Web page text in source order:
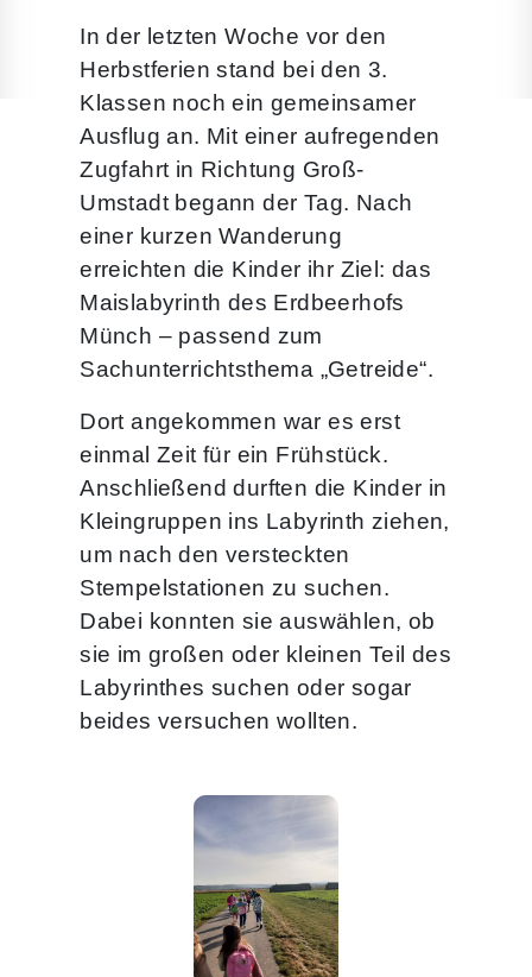
In der letzten Woche vor den
Herbstferien stand bei den 3.
Klassen noch ein gemeinsamer
Ausflug an. Mit einer aufregenden
Zugfahrt in Richtung Groß-
Umstadt begann der Tag. Nach
einer kurzen Wanderung
erreichten die Kinder ihr Ziel: das
Maislabyrinth des Erdbeerhofs
Münch – passend zum
Sachunterrichtsthema „Getreide“.
Dort angekommen war es erst
einmal Zeit für ein Frühstück.
Anschließend durften die Kinder in
Kleingruppen ins Labyrinth ziehen,
um nach den versteckten
Stempelstationen zu suchen.
Dabei konnten sie auswählen, ob
sie im großen oder kleinen Teil des
Labyrinthes suchen oder sogar
beides versuchen wollten.